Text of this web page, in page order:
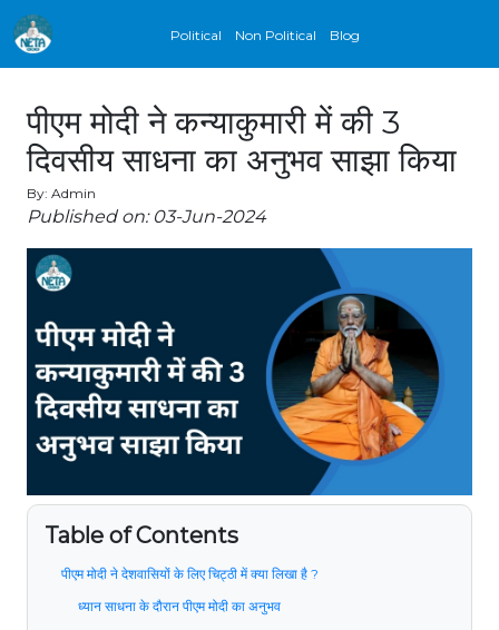
Political Non Political Blog
पीएम मोदी ने कन्याकुमारी में की 3
दिवसीय साधना का अनुभव साझा किया
By: Admin
Published on: 03-Jun-2024
Table of Contents
पीएम मोदी ने देशवासियों के लिए चिट्ठी में क्या लिखा है ?
ध्यान साधना के दौरान पीएम मोदी का अनुभव